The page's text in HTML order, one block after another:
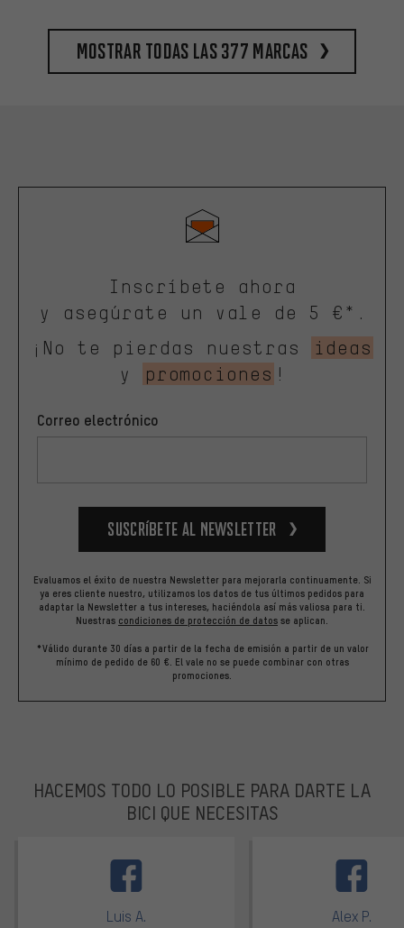
Mostrar todas las 377 marcas
Inscríbete ahora
y asegúrate un vale de 5 €*.
¡No te pierdas nuestras
ideas
y
promociones !
Correo electrónico
Suscríbete al newsletter
Evaluamos el éxito de nuestra Newsletter para mejorarla continuamente. Si
ya eres cliente nuestro, utilizamos los datos de tus últimos pedidos para
adaptar la Newsletter a tus intereses, haciéndola así más valiosa para ti.
Nuestras condiciones de protección de datos se aplican.
*Válido durante 30 días a partir de la fecha de emisión a partir de un valor
mínimo de pedido de 60 €. El vale no se puede combinar con otras
promociones.
HACEMOS TODO LO POSIBLE PARA DARTE LA
BICI QUE NECESITAS
Luis A. Alex P.